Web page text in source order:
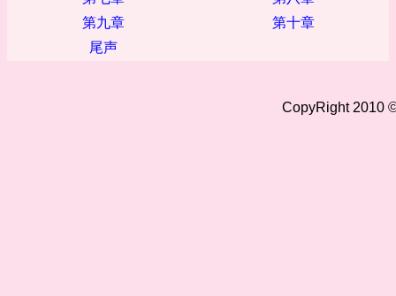
第九章
第十章
尾声
CopyRight 2010